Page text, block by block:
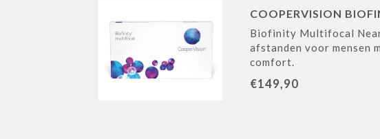
COOPERVISION
Biofinity Multifocal Near
afstanden voor mensen
comfort.
€149,90